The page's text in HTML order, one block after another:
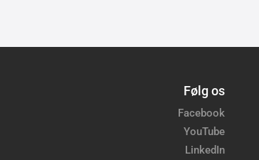
Følg os
Facebook
YouTube
LinkedIn